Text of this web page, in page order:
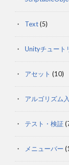
Text(5)
Unityチュート
アセット (10)
アルゴリズム
テスト・検証
メニューバー